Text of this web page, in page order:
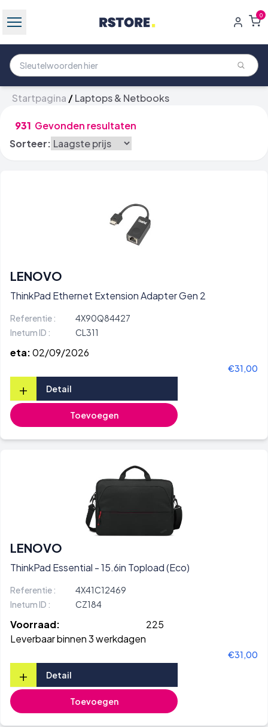
0
Startpagina /Laptops & Netbooks
931 Gevonden resultaten
Sorteer:
LENOVO
ThinkPad Ethernet Extension Adapter Gen 2
Referentie :
4X90Q84427
Inetum ID :
CL311
eta:02/09/2026
€31,00
+ Detail
Toevoegen
LENOVO
ThinkPad Essential - 15.6in Topload (Eco)
Referentie :
4X41C12469
Inetum ID :
CZ184
Voorraad:
225
Leverbaar binnen 3 werkdagen
€31,00
+ Detail
Toevoegen